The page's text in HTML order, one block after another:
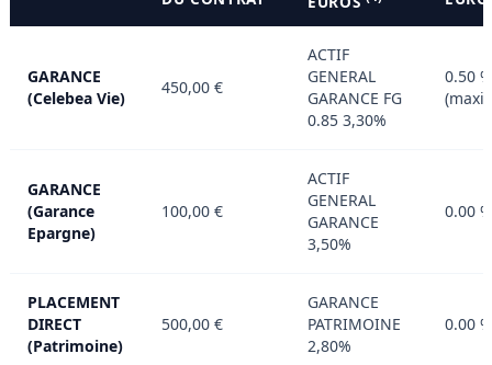
GARANCE
(Celebea Vie)
450,00 €
ACTIF
GENERAL
GARANCE FG
0.85 3,30%
0.50 %
GARANCE
(Garance
Epargne)
100,00 €
ACTIF
GENERAL
GARANCE
3,50%
0.00 %
PLACEMENT
DIRECT
(Patrimoine)
500,00 €
GARANCE
PATRIMOINE
2,80%
0.00 %